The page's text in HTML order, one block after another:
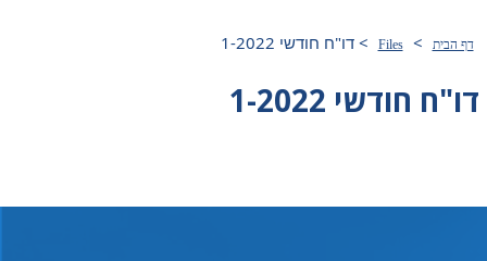
דף הבית >
Files
>דו"ח חודשי 1-2022
דו"ח חודשי 1-2022